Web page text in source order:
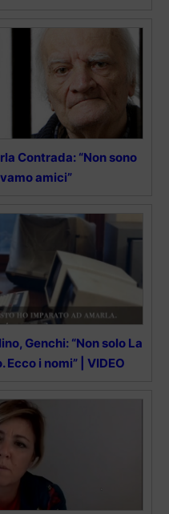
Contrada: “Non sono
amici”
Genchi: “Non solo La
i nomi” | VIDEO